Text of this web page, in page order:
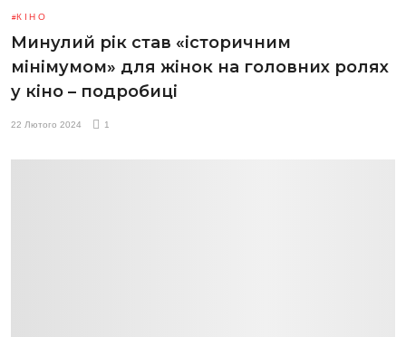
КІНО
Минулий рік став «історичним
мінімумом» для жінок на головних ролях
у кіно – подробиці
22 Лютого 2024 1